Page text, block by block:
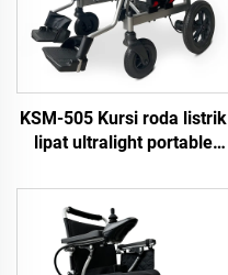
KSM-505 Kursi roda listrik
lipat ultralight portable
dual baterai kursi roda
12,5kgs